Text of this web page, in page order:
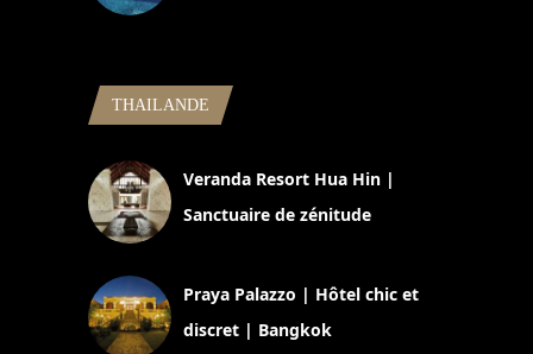
THAILANDE
Veranda Resort Hua Hin |
Sanctuaire de zénitude
Praya Palazzo | Hôtel chic et
discret | Bangkok